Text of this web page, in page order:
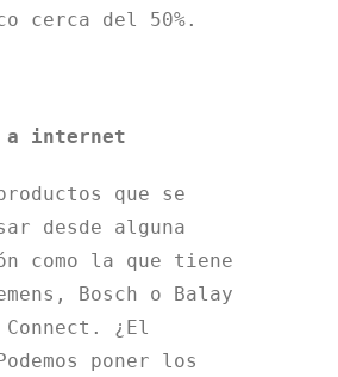
cerca del 50%.
a internet
que se
desde alguna
como la que tiene
Bosch o Balay
Connect. ¿El
poner los